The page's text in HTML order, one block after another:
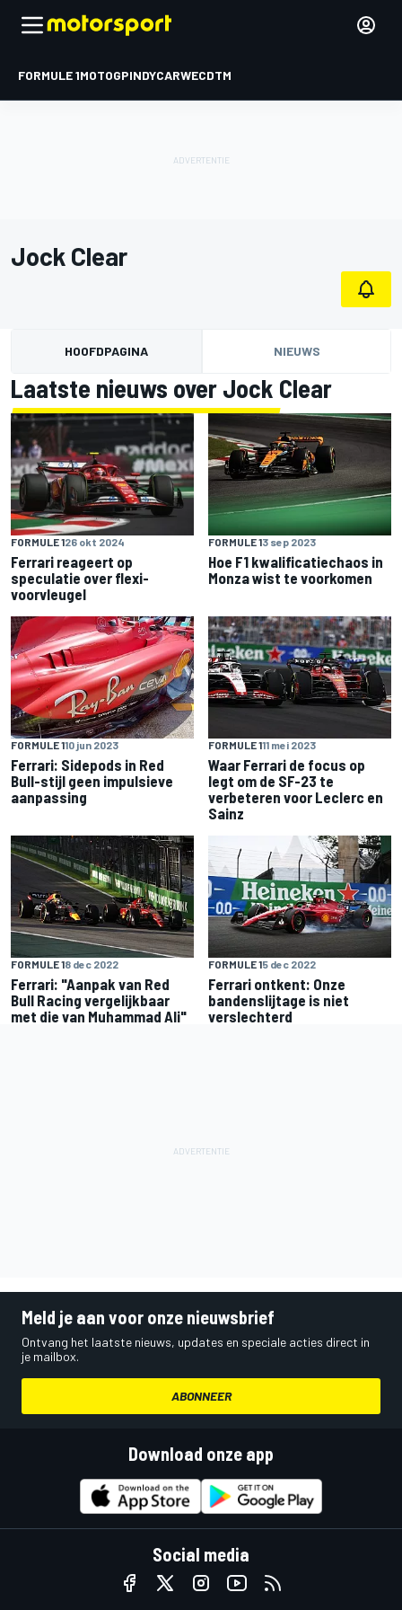
FORMULE 1MOTOGPINDYCARWECDTM
Jock Clear
HOOFDPAGINA NIEUWS
Laatste nieuws over Jock Clear
FORMULE 126 okt 2024
Ferrari reageert op
speculatie over flexi-
voorvleugel
FORMULE 13 sep 2023
Hoe F1 kwalificatiechaos in
Monza wist te voorkomen
FORMULE 110 jun 2023
Ferrari: Sidepods in Red
Bull-stijl geen impulsieve
aanpassing
FORMULE 111 mei 2023
Waar Ferrari de focus op
legt om de SF-23 te
verbeteren voor Leclerc en
Sainz
FORMULE 18 dec 2022
Ferrari: "Aanpak van Red
Bull Racing vergelijkbaar
met die van Muhammad Ali"
FORMULE 15 dec 2022
Ferrari ontkent: Onze
bandenslijtage is niet
verslechterd
Meld je aan voor onze nieuwsbrief
Ontvang het laatste nieuws, updates en speciale acties direct in
je mailbox.
ABONNEER
Download onze app
Social media